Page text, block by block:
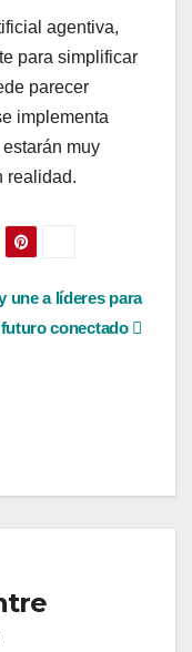
agentiva,
para simplificar
parecer
implementa
muy
realidad.
une a líderes para
conectado